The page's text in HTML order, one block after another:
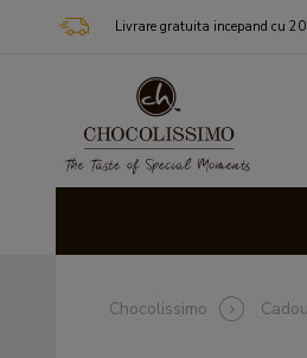
Livrare gratuita incepand cu
Chocolissimo